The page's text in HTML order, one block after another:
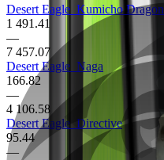
Desert Eagle Kumicho Dragon
1 491.41
—
7 457.07
Desert Eagle Naga
166.82
—
4 106.58
Desert Eagle Directive
95.44
—